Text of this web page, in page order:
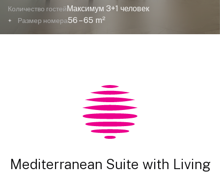
Количество гостейМаксимум 3+1 человек
Размер номера56 – 65 m²
Mediterranean Suite with Living